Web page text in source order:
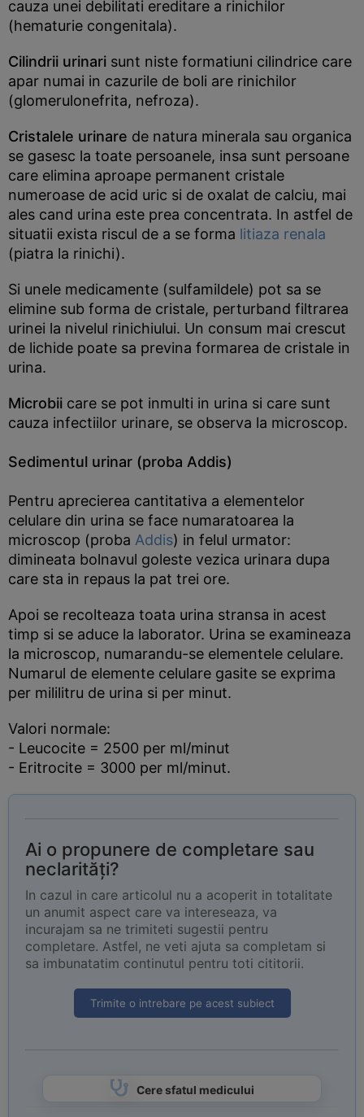
cauza unei debilitati ereditare a rinichilor
(hematurie congenitala).
Cilindrii urinari sunt niste formatiuni cilindrice care
apar numai in cazurile de boli are rinichilor
(glomerulonefrita, nefroza).
Cristalele urinare de natura minerala sau organica
se gasesc la toate persoanele, insa sunt persoane
care elimina aproape permanent cristale
numeroase de acid uric si de oxalat de calciu, mai
ales cand urina este prea concentrata. In astfel de
situatii exista riscul de a se forma litiaza renala
(piatra la rinichi).
Si unele medicamente (sulfamildele) pot sa se
elimine sub forma de cristale, perturband filtrarea
urinei la nivelul rinichiului. Un consum mai crescut
de lichide poate sa previna formarea de cristale in
urina.
Microbii care se pot inmulti in urina si care sunt
cauza infectiilor urinare, se observa la microscop.
Sedimentul urinar (proba Addis)
Pentru aprecierea cantitativa a elementelor
celulare din urina se face numaratoarea la
microscop (proba Addis) in felul urmator:
dimineata bolnavul goleste vezica urinara dupa
care sta in repaus la pat trei ore.
Apoi se recolteaza toata urina stransa in acest
timp si se aduce la laborator. Urina se examineaza
la microscop, numarandu-se elementele celulare.
Numarul de elemente celulare gasite se exprima
per mililitru de urina si per minut.
Valori normale:
- Leucocite = 2500 per ml/minut
- Eritrocite = 3000 per ml/minut.
Ai o propunere de completare sau
neclarități?
In cazul in care articolul nu a acoperit in totalitate
un anumit aspect care va intereseaza, va
incurajam sa ne trimiteti sugestii pentru
completare. Astfel, ne veti ajuta sa completam si
sa imbunatatim continutul pentru toti cititorii.
Trimite o intrebare pe acest subiect
Cere sfatul medicului